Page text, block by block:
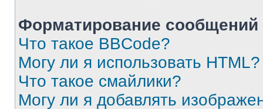
Форматирование
Что такое BBCode?
Могу ли я использовать HTML?
Что такое смайлики?
Могу ли я добавлять